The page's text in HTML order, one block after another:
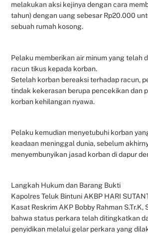
melakukan aksi kejinya dengan cara
tahun) dengan uang sebesar Rp20.000
sebuah rumah kosong.
Pelaku memberikan air minum yang telah
racun tikus kepada korban.
​Setelah korban bereaksi terhadap racun,
tindak kekerasan berupa pencekikan dan
korban kehilangan nyawa.
Pelaku kemudian menyetubuhi korban
keadaan meninggal dunia, sebelum
menyembunyikan jasad korban di dapur
Langkah Hukum dan Barang Bukti
Kapolres Teluk Bintuni AKBP HARI
Kasat Reskrim AKP Bobby Rahman S.Tr.K,
bahwa status perkara telah ditingkatkan
penyidikan melalui gelar perkara yang